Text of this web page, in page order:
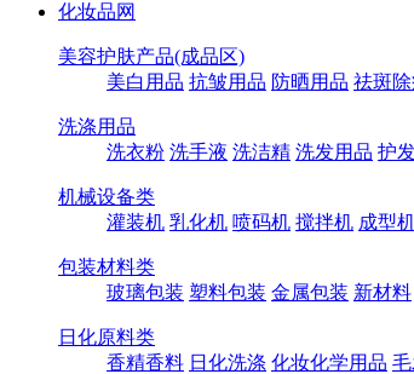
化妆品网
美容护肤产品(成品区)
美白用品 抗皱用品 防晒用品 祛斑
洗涤用品
洗衣粉 洗手液 洗洁精 洗发用品 护
机械设备类
灌装机 乳化机 喷码机 搅拌机 成型
包装材料类
玻璃包装 塑料包装 金属包装 新材料
日化原料类
香精香料 日化洗涤 化妆化学用品